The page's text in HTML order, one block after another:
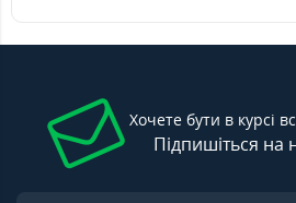
Хочете бути в курсі
Підпишіться на